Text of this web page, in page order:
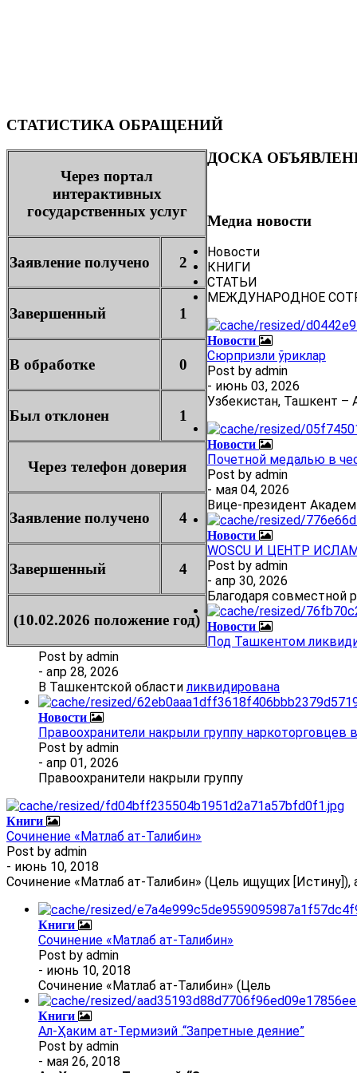
СТАТИСТИКА ОБРАЩЕНИЙ
Через портал
интерактивных
государственных услуг
Заявление получено 2
Завершенный 1
В обработке 0
Был отклонен 1
Через телефон доверия
Заявление получено 4
Завершенный 4
(10.02.2026 положение год)
ДОСКА
Медиа новости
Новости
КНИГИ
СТАТЬИ
МЕЖДУНАРОДНОЕ
Новости
Сюрпризли ўриклар
Post by admin
- июнь 03, 2026
Узбекистан, Ташкент –
Новости
Почетной медалью в
Post by admin
- мая 04, 2026
Вице-президент
Новости
WOSCU И ЦЕНТР
Post by admin
- апр 30, 2026
Благодаря совместной
Новости
Под Ташкентом
Post by admin
- апр 28, 2026
В Ташкентской областиликвидирована
Новости
Правоохранители накрыли группу
Post by admin
- апр 01, 2026
Правоохранители накрыли группу
Книги
Сочинение «Матлаб ат-Талибин»
Post by admin
- июнь 10, 2018
Сочинение «Матлаб ат-Талибин» (Цель ищущих
Книги
Сочинение «Матлаб ат-Талибин»
Post by admin
- июнь 10, 2018
Сочинение «Матлаб ат-Талибин» (Цель
Книги
Ал-Ҳаким ат-Термизий .“Запретные деяние”
Post by admin
- мая 26, 2018